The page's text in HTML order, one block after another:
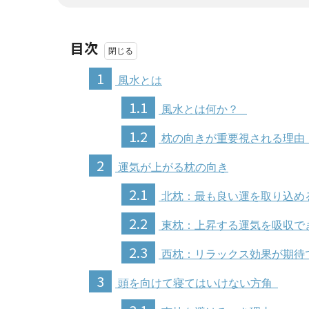
目次
1
風水とは
1.1 風水とは何か？
1.2 枕の向きが重要視される理由
2 運気が上がる枕の向き
2.1 北枕：最も良い運を取り込め
2.2 東枕：上昇する運気を吸収で
2.3 西枕：リラックス効果が期待
3 頭を向けて寝てはいけない方角